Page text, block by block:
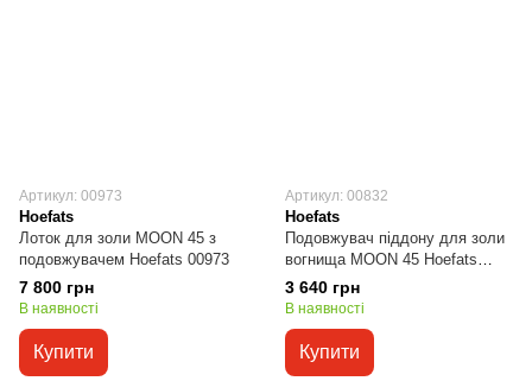
Артикул: 00973
Hoefats
Лоток для золи MOON 45 з
подовжувачем Hoefats 00973
7 800 грн
В наявності
Купити
Артикул: 00832
Hoefats
Подовжувач піддону для золи
вогнища MOON 45 Hoefats
00832
3 640 грн
В наявності
Купити